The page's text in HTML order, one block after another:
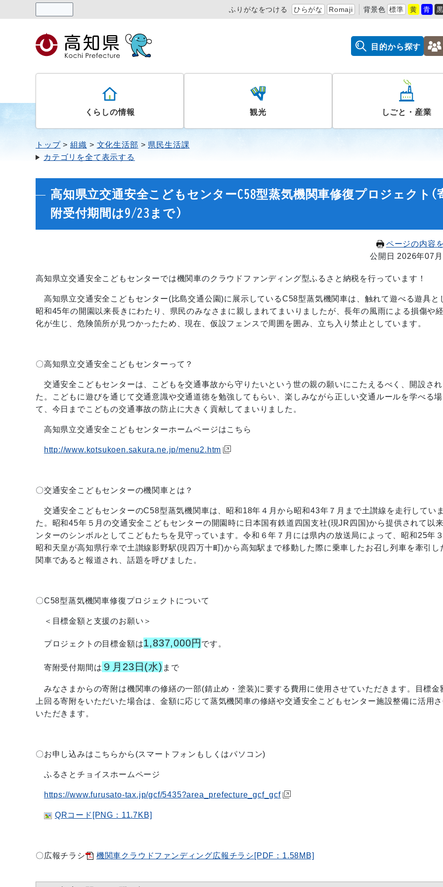
ふりがなをつける ひらがな Romaji 背景色 標準 黄 青 黒
目的から探す
くらしの情報 観光 しごと・産業
トップ 組織 文化生活部
県民生活課
カテゴリを全て表示する
高知県立交通安全こどもセンターC58型蒸気機関車修復プロジェクト(
附受付期間は9/23まで)
ページの内容
公開日 2026年07月
高知県立交通安全こどもセンターでは機関車のクラウドファンディング型ふるさと納税を行っています！
高知県立交通安全こどもセンター(比島交通公園)に展示しているC58型蒸気機関車は、触れて遊べる遊具と
昭和45年の開園以来長きにわたり、県民のみなさまに親しまれてまいりましたが、長年の風雨による損傷や
化が生じ、危険箇所が見つかったため、現在、仮設フェンスで周囲を囲み、立ち入り禁止としています。
〇高知県立交通安全こどもセンターって？
交通安全こどもセンターは、こどもを交通事故から守りたいという世の親の願いにこたえるべく、開設され
た。こどもに遊びを通じて交通意識や交通道徳を勉強してもらい、楽しみながら正しい交通ルールを学べる場
て、今日までこどもの交通事故の防止に大きく貢献してまいりました。
高知県立交通安全こどもセンターホームページはこちら
http://www.kotsukoen.sakura.ne.jp/menu2.htm
〇交通安全こどもセンターの機関車とは？
交通安全こどもセンターのC58型蒸気機関車は、昭和18年４月から昭和43年７月まで土讃線を走行してい
た。昭和45年５月の交通安全こどもセンターの開園時に日本国有鉄道四国支社(現JR四国)から提供されて以
ンターのシンボルとしてこどもたちを見守っています。令和６年７月には県内の放送局によって、昭和25年
昭和天皇が高知県行幸で土讃線影野駅(現四万十町)から高知駅まで移動した際に乗車したお召し列車を牽引し
関車であると報道され、話題を呼びました。
〇C58型蒸気機関車修復プロジェクトについて
＜目標金額と支援のお願い＞
プロジェクトの目標金額は1,837,000円 です。
寄附受付期間は ９月23日(水) まで
みなさまからの寄附は機関車の修繕の一部(錆止め・塗装)に要する費用に使用させていただきます。目標金
上回る寄附をいただいた場合は、金額に応じて蒸気機関車の修繕や交通安全こどもセンター施設整備に活用
いただきます。
〇お申し込みはこちらから(スマートフォンもしくはパソコン)
ふるさとチョイスホームページ
https://www.furusato-tax.jp/gcf/5435?area_prefecture_gcf_gcf
QRコード[PNG：11.7KB]
〇広報チラシ 機関車クラウドファンディング広報チラシ[PDF：1.58MB]